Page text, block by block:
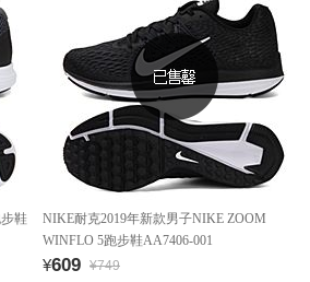
鞋
NIKE耐克2019年新款男子NIKE ZOOM
WINFLO 5跑步鞋AA7406-001
¥609 ¥749